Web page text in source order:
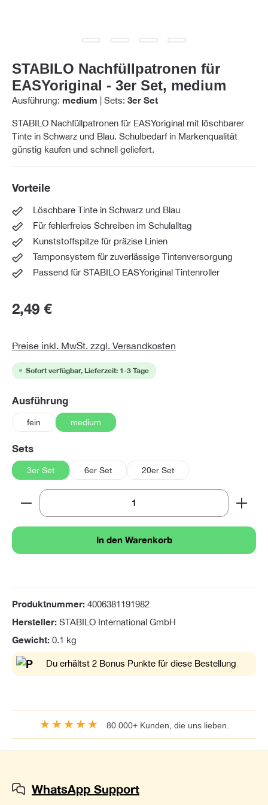
STABILO Nachfüllpatronen für
EASYoriginal - 3er Set, medium
Ausführung: medium Sets: 3er Set
STABILO Nachfüllpatronen für EASYoriginal mit löschbarer
Tinte in Schwarz und Blau. Schulbedarf in Markenqualität
günstig kaufen und schnell geliefert.
Vorteile
Löschbare Tinte in Schwarz und Blau
Für fehlerfreies Schreiben im Schulalltag
Kunststoffspitze für präzise Linien
Tamponsystem für zuverlässige Tintenversorgung
Passend für STABILO EASYoriginal Tintenroller
2,49 €
Preise inkl. MwSt. zzgl. Versandkosten
Sofort verfügbar, Lieferzeit: 1-3 Tage
Ausführungauswählen
fein medium
Setsauswählen
3er Set 6er Set 20er Set
Produkt Anzahl: Gib den gewünschten Wert ein
In den Warenkorb
Produktnummer: 4006381191982
Hersteller: STABILO International GmbH
Gewicht: 0.1 kg
Du erhältst 2 Bonus Punkte für diese Bestellung
★★★★★ 80.000+ Kunden, die uns lieben.
WhatsApp Support